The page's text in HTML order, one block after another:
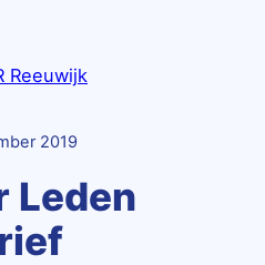
2019
Leden